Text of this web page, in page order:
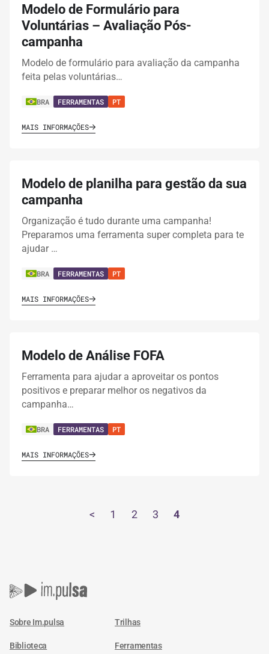
Modelo de Formulário para
Voluntárias – Avaliação Pós-
campanha
Modelo de formulário para avaliação da campanha
feita pelas voluntárias…
BRA FERRAMENTAS PT
MAIS INFORMAÇÕES
Modelo de planilha para gestão da sua
campanha
Organização é tudo durante uma campanha!
Preparamos uma ferramenta super completa para te
ajudar …
BRA FERRAMENTAS PT
MAIS INFORMAÇÕES
Modelo de Análise FOFA
Ferramenta para ajudar a aproveitar os pontos
positivos e preparar melhor os negativos da
campanha…
BRA FERRAMENTAS PT
MAIS INFORMAÇÕES
< 1 2 3 4
Sobre Im.pulsa Trilhas
Biblioteca Ferramentas